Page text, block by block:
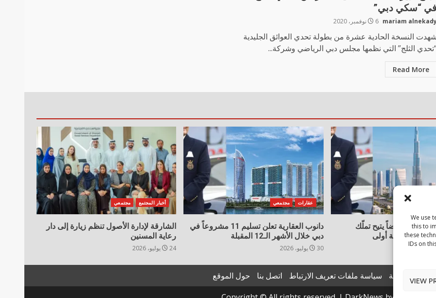
We use
this to
these
IDs on
VIEW
في “سكي دبي”
mariam 6 نوفمبر، 2020
شهدت النسخة الحادية عشرة من بطولة تحدي العوائق الجليدية
الثلج” التي نظمها مجلس دبي الرياضي وشركة...
Read More
تُطلق عرضاً يتيح تملّك
دبي دون دفعة أولى
عقارات مجتمعي
دانوب العقارية تعلن تسليم 11 مشروعاً في
دبي خلال الأشهر الـ12 المقبلة
30 يوليو، 2026
أخبار المجتمع مجتمعي
الشارقة لإدارة الأصول تنظم زيارة إلى دار
رعاية المسنين
24 يوليو، 2026
بيان الخصوصية سياسة ملفات تعريف الارتباط اتصل بنا
حول الموقع